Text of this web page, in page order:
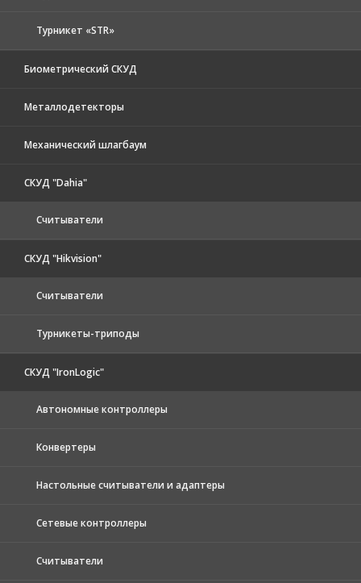
Турникет «STR»
Биометрический СКУД
Металлодетекторы
Механический шлагбаум
СКУД "Dahia"
Считыватели
СКУД "Hikvision"
Считыватели
Турникеты-триподы
СКУД "IronLogic"
Автономные контроллеры
Конвертеры
Настольные считыватели и адаптеры
Сетевые контроллеры
Считыватели